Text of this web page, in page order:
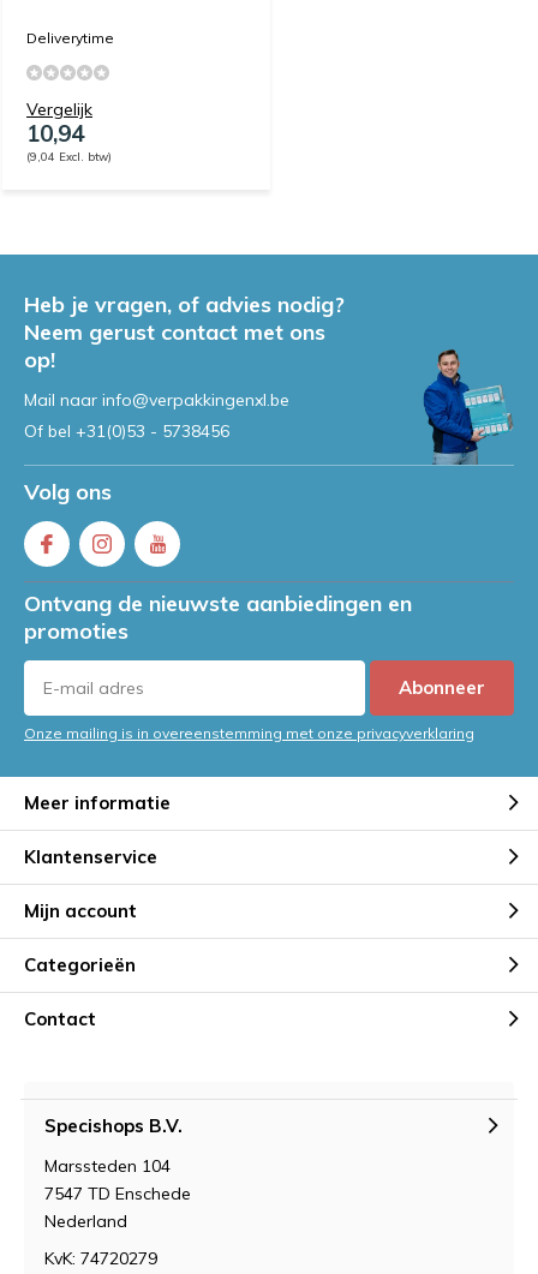
Deliverytime
Vergelijk
10,94
(9,04 Excl. btw)
Heb je vragen, of advies nodig?
Neem gerust contact met ons
op!
Mail naar info@verpakkingenxl.be
Of bel +31(0)53 - 5738456
Volg ons
Ontvang de nieuwste aanbiedingen en
promoties
Abonneer
Onze mailing is in overeenstemming met onze privacyverklaring
Meer informatie
Klantenservice
Mijn account
Categorieën
Contact
Specishops B.V.
Marssteden 104
7547 TD Enschede
Nederland
KvK: 74720279